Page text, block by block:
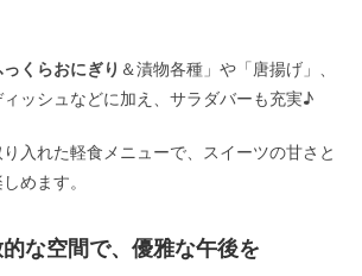
くらおにぎり ＆漬物各種」や「唐揚げ」、
ッシュなどに加え、サラダバーも充実♪
入れた軽食メニューで、スイーツの甘さと
めます。
な空間で、優雅な午後を